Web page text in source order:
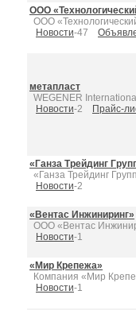
ООО
ООО
Новости-47
метапласт
WEGENER
Новости-2 Прайс-
«Ганза Трейдинг
«Ганза Трейдинг
Новости-2
«Вентас Инжиниринг»
ООО «Вентас
Новости-1
«Мир Крепежа»
Компания «Мир
Новости-1